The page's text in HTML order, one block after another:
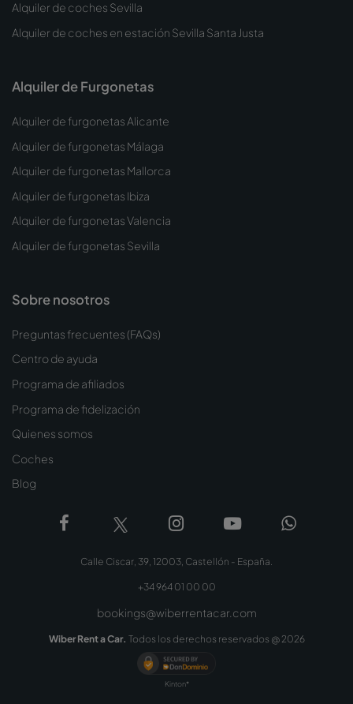
Alquiler de coches Sevilla
Alquiler de coches en estación Sevilla Santa Justa
Alquiler de Furgonetas
Alquiler de furgonetas Alicante
Alquiler de furgonetas Málaga
Alquiler de furgonetas Mallorca
Alquiler de furgonetas Ibiza
Alquiler de furgonetas Valencia
Alquiler de furgonetas Sevilla
Sobre nosotros
Preguntas frecuentes (FAQs)
Centro de ayuda
Programa de afiliados
Programa de fidelización
Quienes somos
Coches
Blog
Calle Ciscar, 39, 12003, Castellón - España.
+34 964 01 00 00
bookings@wiberrentacar.com
Wiber Rent a Car. Todos los derechos reservados @ 2026
Kinton*